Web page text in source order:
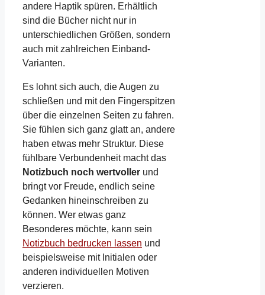
andere Haptik spüren. Erhältlich
sind die Bücher nicht nur in
unterschiedlichen Größen, sondern
auch mit zahlreichen Einband-
Varianten.
Es lohnt sich auch, die Augen zu
schließen und mit den Fingerspitzen
über die einzelnen Seiten zu fahren.
Sie fühlen sich ganz glatt an, andere
haben etwas mehr Struktur. Diese
fühlbare Verbundenheit macht das
Notizbuch noch wertvoller und
bringt vor Freude, endlich seine
Gedanken hineinschreiben zu
können. Wer etwas ganz
Besonderes möchte, kann sein
Notizbuch bedrucken lassen und
beispielsweise mit Initialen oder
anderen individuellen Motiven
verzieren.